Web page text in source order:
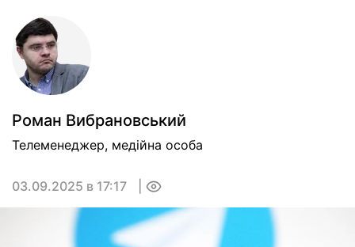
Роман Вибрановський
Телеменеджер, медійна особа
03.09.2025 в 17:17